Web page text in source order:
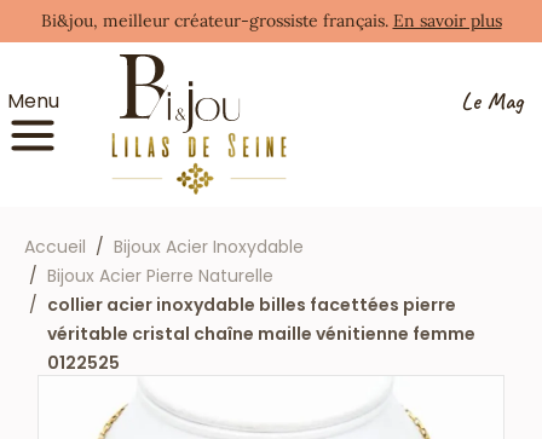
Bi&jou, meilleur créateur-grossiste français. En savoir plus
Menu Le Mag
Accueil
Bijoux Acier Inoxydable
Bijoux Acier Pierre Naturelle
collier acier inoxydable billes facettées pierre
véritable cristal chaîne maille vénitienne femme
0122525